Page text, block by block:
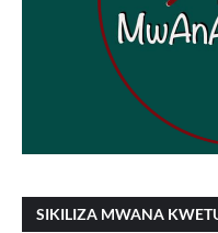
SIKILIZA MWANA